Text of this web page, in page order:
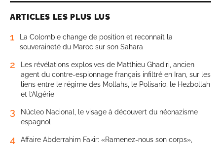
ARTICLES LES PLUS LUS
1
La Colombie change de position et reconnaît la
souveraineté du Maroc sur son Sahara
2
Les révélations explosives de Matthieu Ghadiri, ancien
agent du contre-espionnage français infiltré en Iran, sur les
liens entre le régime des Mollahs, le Polisario, le Hezbollah
et l’Algérie
3
Núcleo Nacional, le visage à découvert du néonazisme
espagnol
4
Affaire Abderrahim Fakir: «Ramenez-nous son corps»,